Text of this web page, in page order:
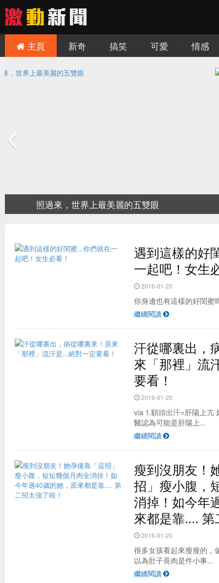
主頁 新奇 搞笑 可愛 情感
洲城堡，非去不可！
台灣最夯的野餐地點 原來是這！？
遇到這樣的好
一起吧！女生
2016-01-20
你身邊也有這樣的好閨蜜
繼續閱讀
汗從哪裏出，
來「那裡」流
要看！
2016-01-20
via 1.額頭出汗=肝陽上亢
醫認為可能是肝陽上...
繼續閱讀
瘦到沒朋友！
招」瘦小腹，
消掉！如今年
來都是靠....
2016-01-20
很多女孩看起來瘦瘦的，
以為肚子長肉是件小事...
繼續閱讀